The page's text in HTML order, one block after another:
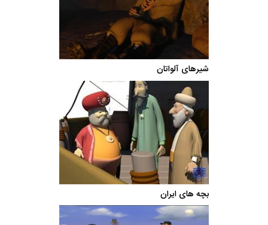
شیرهای آلواتان
بچه های ایران